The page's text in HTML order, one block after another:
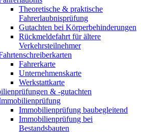
Theoretische & praktische
Fahrerlaubnisprüfung
Gutachten bei Körperbehinderungen
Rückmeldefahrt für ältere
Verkehrsteilnehmer
Fahrerkarte
Unternehmenskarte
Werkstattkarte
& -gutachten
Immobilienprüfung baubegleitend
Immobilienprüfung bei
Bestandsbauten